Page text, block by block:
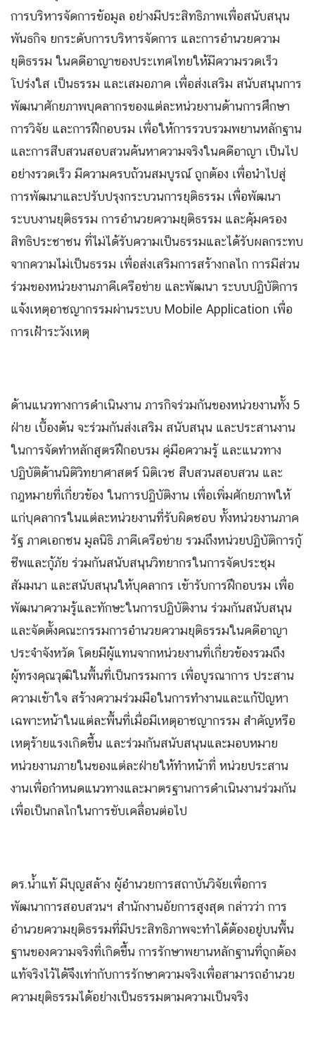
การบริหารจัดการข้อมูล อย่างมีประสิทธิภาพเพื่อสนับสนุน
พันธกิจ ยกระดับการบริหารจัดการ และการอำนวยความ
ยุติธรรม ในคดีอาญาของประเทศไทยให้มีความรวดเร็ว
โปร่งใส เป็นธรรม และเสมอภาค เพื่อส่งเสริม สนับสนุนการ
พัฒนาศักยภาพบุคลากรของแต่ละหน่วยงานด้านการศึกษา
การวิจัย และการฝึกอบรม เพื่อให้การรวบรวมพยานหลักฐาน
และการสืบสวนสอบสวนค้นหาความจริงในคดีอาญา เป็นไป
อย่างรวดเร็ว มีความครบถ้วนสมบูรณ์ ถูกต้อง เพื่อนำไปสู่
การพัฒนาและปรับปรุงกระบวนการยุติธรรม เพื่อพัฒนา
ระบบงานยุติธรรม การอำนวยความยุติธรรม และคุ้มครอง
สิทธิประชาชน ที่ไม่ได้รับความเป็นธรรมและได้รับผลกระทบ
จากความไม่เป็นธรรม เพื่อส่งเสริมการสร้างกลไก การมีส่วน
ร่วมของหน่วยงานภาคีเครือข่าย และพัฒนา ระบบปฏิบัติการ
แจ้งเหตุอาชญากรรมผ่านระบบ Mobile Application เพื่อ
การเฝ้าระวังเหตุ
ด้านแนวทางการดำเนินงาน ภารกิจร่วมกันของหน่วยงานทั้ง 5
ฝ่าย เบื้องต้น จะร่วมกันส่งเสริม สนับสนุน และประสานงาน
ในการจัดทำหลักสูตรฝึกอบรม คู่มือความรู้ และแนวทาง
ปฏิบัติด้านนิติวิทยาศาสตร์ นิติเวช สืบสวนสอบสวน และ
กฎหมายที่เกี่ยวข้อง ในการปฏิบัติงาน เพื่อเพิ่มศักยภาพให้
แก่บุคลากรในแต่ละหน่วยงานที่รับผิดชอบ ทั้งหน่วยงานภาค
รัฐ ภาคเอกชน มูลนิธิ ภาคีเครือข่าย รวมถึงหน่วยปฏิบัติการกู้
ชีพและกู้ภัย ร่วมกันสนับสนุนวิทยากรในการจัดประชุม
สัมมนา และสนับสนุนให้บุคลากร เข้ารับการฝึกอบรม เพื่อ
พัฒนาความรู้และทักษะในการปฏิบัติงาน ร่วมกันสนับสนุน
และจัดตั้งคณะกรรมการอำนวยความยุติธรรมในคดีอาญา
ประจำจังหวัด โดยมีผู้แทนจากหน่วยงานที่เกี่ยวข้องรวมถึง
ผู้ทรงคุณวุฒิในพื้นที่เป็นกรรมการ เพื่อบูรณาการ ประสาน
ความเข้าใจ สร้างความร่วมมือในการทำงานและแก้ปัญหา
เฉพาะหน้าในแต่ละพื้นที่เมื่อมีเหตุอาชญากรรม สำคัญหรือ
เหตุร้ายแรงเกิดขึ้น และร่วมกันสนับสนุนและมอบหมาย
หน่วยงานภายในของแต่ละฝ่ายให้ทำหน้าที่ หน่วยประสาน
งานเพื่อกำหนดแนวทางและมาตรฐานการดำเนินงานร่วมกัน
เพื่อเป็นกลไกในการขับเคลื่อนต่อไป
ดร.น้ำแท้ มีบุญสล้าง ผู้อำนวยการสถาบันวิจัยเพื่อการ
พัฒนาการสอบสวนฯ สำนักงานอัยการสูงสุด กล่าวว่า การ
อำนวยความยุติธรรมที่มีประสิทธิภาพจะทำได้ต้องอยู่บนพื้น
ฐานของความจริงที่เกิดขึ้น การรักษาพยานหลักฐานที่ถูกต้อง
แท้จริงไว้ได้จึงเท่ากับการรักษาความจริงเพื่อสามารถอำนวย
ความยุติธรรมได้อย่างเป็นธรรมตามความเป็นจริง